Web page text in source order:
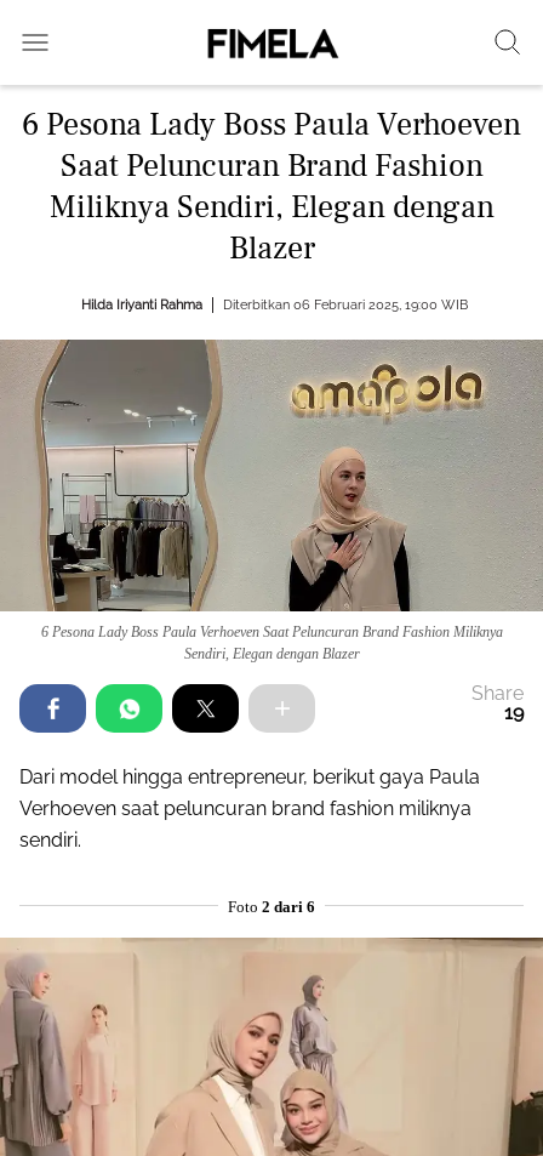
6 Pesona Lady Boss Paula Verhoeven
Saat Peluncuran Brand Fashion
Miliknya Sendiri, Elegan dengan
Blazer
Hilda Iriyanti Rahma Diterbitkan 06 Februari 2025, 19:00 WIB
6 Pesona Lady Boss Paula Verhoeven Saat Peluncuran Brand Fashion Miliknya
Sendiri, Elegan dengan Blazer
Share
19
Dari model hingga entrepreneur, berikut gaya Paula
Verhoeven saat peluncuran brand fashion miliknya
sendiri.
Foto 2 dari 6